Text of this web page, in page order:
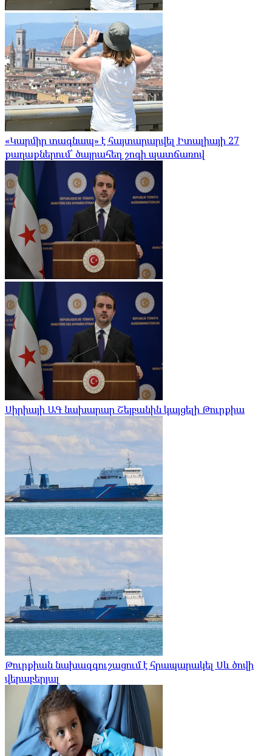
«Կարմիր տագնապ» է հայտարարվել Իտալիայի 27
քաղաքներում՝ ծայրահեղ շոգի պատճառով
Սիրիայի ԱԳ նախարար Շեյբանին կայցելի Թուրքիա
Թուրքիան նախազգուշացում է հրապարակել Սև ծովի
վերաբերյալ